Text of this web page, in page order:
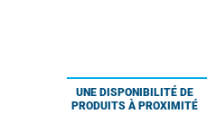
UNE DISPONIBILITÉ DE
PRODUITS À PROXIMITÉ